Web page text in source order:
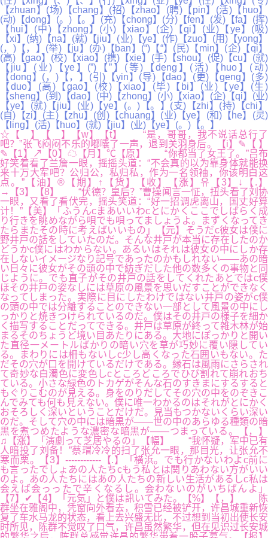
【zhuan】(场)【chang】(招)【zhao】(聘)【pin】(活)【huo】
(动)【dong】(。)【。】(充)【chong】(分)【fen】(发)【fa】(挥)
【hui】(中)【zhong】(小)【xiao】(企)【qi】(业)【ye】(吸)
【xi】(纳)【na】(就)【jiu】(业)【ye】(作)【zuo】(用)【yong】
(，)【，】(举)【ju】(办)【ban】(“)【“】(民)【min】(企)【qi】
(高)【gao】(校)【xiao】(携)【xie】(手)【shou】(促)【cu】(就)
【jiu】(业)【ye】(”)【”】(等)【deng】(活)【huo】(动)
【dong】(，)【，】(引)【yin】(导)【dao】(更)【geng】(多)
【duo】(高)【gao】(校)【xiao】(毕)【bi】(业)【ye】(生)
【sheng】(到)【dao】(中)【zhong】(小)【xiao】(企)【qi】(业)
【ye】(就)【jiu】(业)【ye】(。)【。】(支)【zhi】(持)【chi】
(自)【zi】(主)【zhu】(创)【chuang】(业)【ye】(和)【he】(灵)
【ling】(活)【huo】(就)【jiu】(业)【ye】(。)【。】
☆【 】【 】【w】【t】 “是，哥哥，我不说话总行了
吧？”张飞闷闷不乐的嘟囔了一声，退到关羽身后。【i】✎【 】
✎【1】↗【0】☁【月】℃【原】 “你都当了女王了。”吕布
好笑着看了兰詹一眼，摇摇头道：“不会真的以为靠身体就能换
来十万大军吧？公归公，私归私，作为一名领袖，你该明白这
点。”【油】®【期】↑【货】【收】【涨】유【3】↓【.】
→【3】【8】 “伏德？皇后？”曹操闻言一怔，扭头看了刘协
一眼，又看了看伏完，摇头笑道：“好一招调虎离山，国丈好算
计！”【美】「ふうんcまあいいわcとにかくここでしばらく成
り行きを眺めながら唄でも唄ってましょうよ。まずくなってき
たらまたその時に考えばいいもの」【元】そうだc彼女は僕に
野井戸の話をしていたのだ。そんな井戸が本当に存在したのか
どうかc僕にはわからない。あるいはそれは彼女の中にしか存
在しないイメージなり記号であったのかもしれない――あの暗
い日々に彼女がその頭の中で紡ぎだした他の数多くの事物と同
じように。でも直子がその井戸の話をしてくれたあとではc僕
ほその井戸の姿なしには草原の風景を思いだすことができなく
なってしまった。実際に目にしたわけではない井戸の姿がc僕
の頭の中では分離することのできない一部として風景の中にし
っかりと焼きつけられているのだ。僕はその井戸の様子を細か
く描写することだってできる。井戸は草原が終って雑木林が始
まるそのちょうど境い目あたりにある。大地にぽっかりと開い
た直径一メートルばかりの暗い穴を草が巧妙に覆い隠してい
る。まわりには柵もないしc少し高くなった石囲いもない。た
だその穴が口を開けているだけである。縁石は風雨にさらされ
て奇妙な白濁色に変色しcところどころでひび割れて崩れおち
ている。小さな緑色のトカゲがそんな石のすきまにするすると
もぐりこむのが見える。身をのりだしてその穴の中をのぞきこ
んでみても何も見えない。僕に唯一わかるのはそれがとにかく
おそろしく深いということだけだ。見当もつかないくらい深い
のだ。そして穴の中には暗黒が――世の中のあらゆる種類の暗
黒を煮つめたような濃密な暗黒が――つまっている。【，】
♫【涨】「演劇って芝居やるの」【幅】 “我怀疑，军中已有
人暗投了刘备！”蔡瑁冷冷的扫了张允一眼，那目光，让张允不
寒而栗。【3】------------【.】「横浜。でも行かないわよc前に
も言ったでしょあの人たちcもう私とは関りあわない方がいい
のよ。あの人たちにはあの人たちの新しい生活があるしc私は
会えば会っったで辛くなるし。会わないのがいちばんよ」
【7】✔【4】「元気」と僕は訊いてみた。【%】【，】 陈
群坐在雅阁中，凭窗向外看去，积雪已经被铲开，许昌城重新恢
复了车水马龙的状态，看上去兴盛无比，不过想到当初出使长安
时所见，陈群不觉叹了口气，许昌虽然繁华，但在见识过长安城